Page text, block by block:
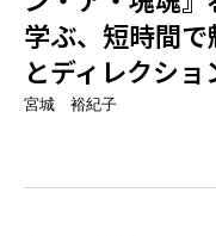
学ぶ、短時間
とディレクショ
宮城 裕紀子